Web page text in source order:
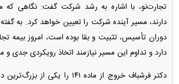
تجارت‌نو، با اشاره به رشد شرکت گفت: نگاهی که
دارند، مسیر آینده شرکت را تعیین خواهد کرد. به
دوران تأسیس، تثبیت و بقا بوده است، امروز بیمه
دارد و تداوم این مسیر نیازمند اتخاذ رویکردی جدی
دکتر فرشباف خروج از ماده ۱۴۱ را